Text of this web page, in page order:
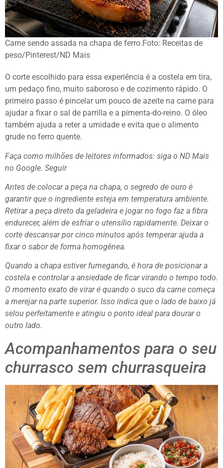
Carne sendo assada na chapa de ferro.Foto: Receitas de
peso/Pinterest/ND Mais
O corte escolhido para essa experiência é a costela em tira,
um pedaço fino, muito saboroso e de cozimento rápido. O
primeiro passo é pincelar um pouco de azeite na carne para
ajudar a fixar o sal de parrilla e a pimenta-do-reino. O óleo
também ajuda a reter a umidade e evita que o alimento
grude no ferro quente.
Faça como milhões de leitores informados: siga o ND Mais
no Google. Seguir
Antes de colocar a peça na chapa, o segredo de ouro é
garantir que o ingrediente esteja em temperatura ambiente.
Retirar a peça direto da geladeira e jogar no fogo faz a fibra
endurecer, além de esfriar o utensílio rapidamente. Deixar o
corte descansar por cinco minutos após temperar ajuda a
fixar o sabor de forma homogênea.
Quando a chapa estiver fumegando, é hora de posicionar a
costela e controlar a ansiedade de ficar virando o tempo todo.
O momento exato de virar é quando o suco da carne começa
a merejar na parte superior. Isso indica que o lado de baixo já
selou perfeitamente e atingiu o ponto ideal para dourar o
outro lado.
Acompanhamentos para o seu
churrasco sem churrasqueira